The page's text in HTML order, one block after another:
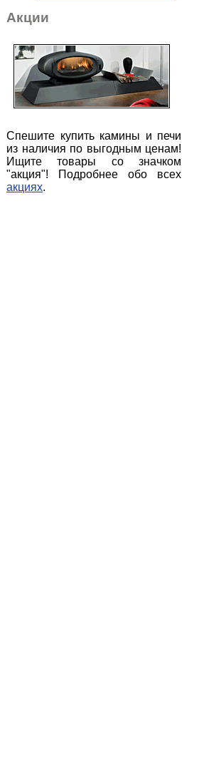
Акции
Спешите купить камины и печи
из наличия по выгодным ценам!
Ищите товары со значком
"акция"! Подробнее обо всех
акциях.